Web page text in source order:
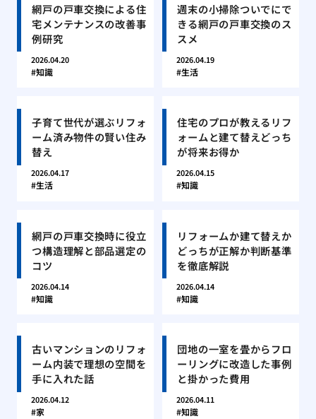
網戸の戸車交換による住
宅メンテナンスの改善事
例研究
2026.04.20
知識
週末の小掃除ついでにで
きる網戸の戸車交換のス
スメ
2026.04.19
生活
子育て世代が選ぶリフォ
ーム済み物件の賢い住み
替え
2026.04.17
生活
住宅のプロが教えるリフ
ォームと建て替えどっち
が将来お得か
2026.04.15
知識
網戸の戸車交換時に役立
つ構造理解と部品選定の
コツ
2026.04.14
知識
リフォームか建て替えか
どっちが正解か判断基準
を徹底解説
2026.04.14
知識
古いマンションのリフォ
ーム内装で理想の空間を
手に入れた話
2026.04.12
家
団地の一室を畳からフロ
ーリングに改造した事例
と掛かった費用
2026.04.11
知識